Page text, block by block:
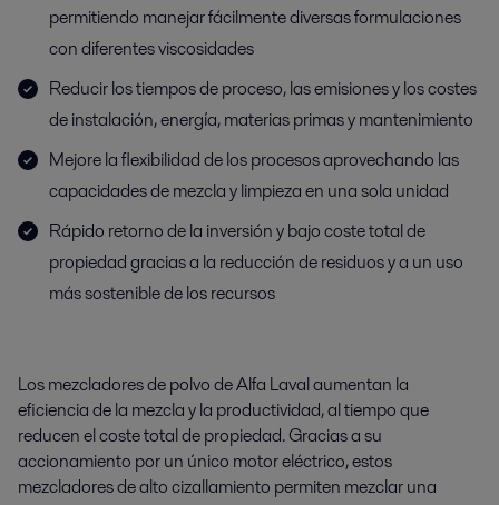
permitiendo manejar fácilmente diversas formulaciones
con diferentes viscosidades
Reducir los tiempos de proceso, las emisiones y los costes
de instalación, energía, materias primas y mantenimiento
Mejore la flexibilidad de los procesos aprovechando las
capacidades de mezcla y limpieza en una sola unidad
Rápido retorno de la inversión y bajo coste total de
propiedad gracias a la reducción de residuos y a un uso
más sostenible de los recursos
Los mezcladores de polvo de Alfa Laval aumentan la
eficiencia de la mezcla y la productividad, al tiempo que
reducen el coste total de propiedad. Gracias a su
accionamiento por un único motor eléctrico, estos
mezcladores de alto cizallamiento permiten mezclar una